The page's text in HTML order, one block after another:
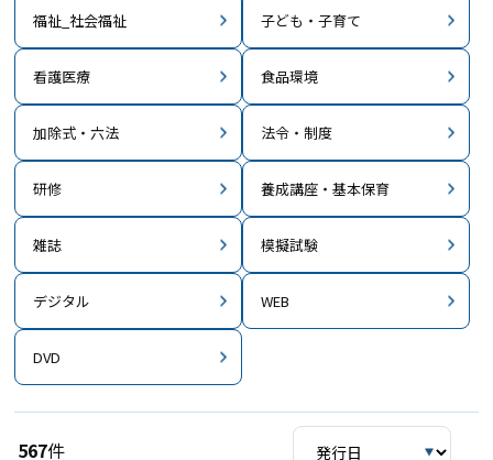
福祉_社会福祉 子ども・子育て
看護医療 食品環境
加除式・六法 法令・制度
研修 養成講座・基本保育
雑誌 模擬試験
デジタル WEB
DVD
567件